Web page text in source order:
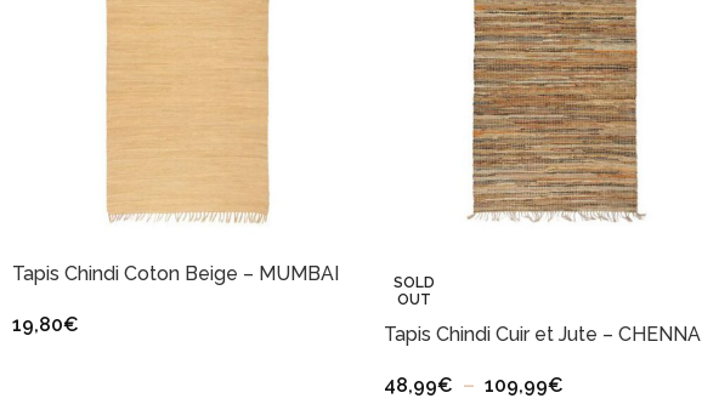
Tapis Chindi Coton Beige – MUMBAI
19,80€
SOLD
OUT
Tapis Chindi Cuir et Jute – CHENNAI
48,99€ – 109,99€